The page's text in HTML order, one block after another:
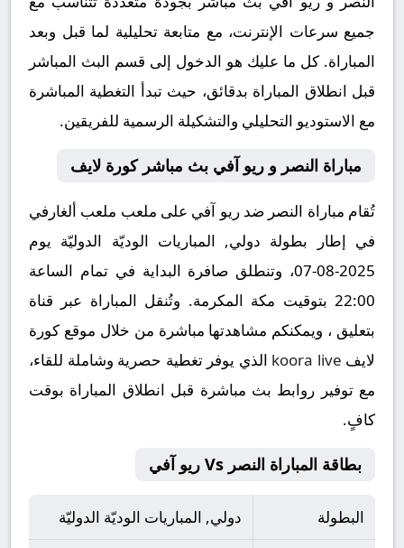
جميع سرعات الإنترنت، مع متابعة تحليلية لما قبل وبعد
المباراة. كل ما عليك هو الدخول إلى قسم البث المباشر
قبل انطلاق المباراة بدقائق، حيث تبدأ التغطية المباشرة
مع الاستوديو التحليلي والتشكيلة الرسمية للفريقين.
مباراة النصر و ريو آفي بث مباشر كورة لايف
تُقام مباراة النصر ضد ريو آفي على ملعب ملعب ألغارفي
في إطار بطولة دولي, المباريات الوديّة الدوليّة يوم
2025-08-07، وتنطلق صافرة البداية في تمام الساعة
22:00 بتوقيت مكة المكرمة. وتُنقل المباراة عبر قناة
بتعليق ، ويمكنكم مشاهدتها مباشرة من خلال موقع كورة
لايف koora live الذي يوفر تغطية حصرية وشاملة للقاء،
مع توفير روابط بث مباشرة قبل انطلاق المباراة بوقت
كافٍ.
بطاقة المباراة النصر Vs ريو آفي
البطولة دولي, المباريات الوديّة الدوليّة